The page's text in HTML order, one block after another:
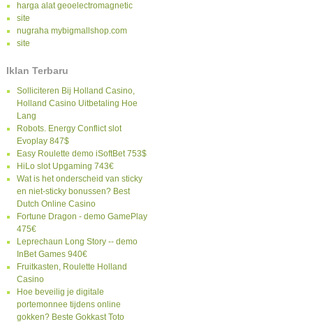
harga alat geoelectromagnetic
site
nugraha mybigmallshop.com
site
Iklan Terbaru
Solliciteren Bij Holland Casino,
Holland Casino Uitbetaling Hoe
Lang
Robots. Energy Conflict slot
Evoplay 847$
Easy Roulette demo iSoftBet 753$
HiLo slot Upgaming 743€
Wat is het onderscheid van sticky
en niet-sticky bonussen? Best
Dutch Online Casino
Fortune Dragon - demo GamePlay
475€
Leprechaun Long Story -- demo
InBet Games 940€
Fruitkasten, Roulette Holland
Casino
Hoe beveilig je digitale
portemonnee tijdens online
gokken? Beste Gokkast Toto